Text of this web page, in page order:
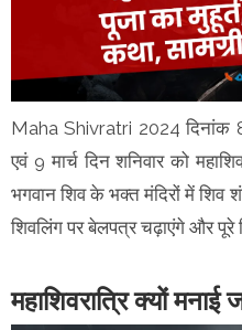
Maha Shivratri 2024 दिनांक 8
एवं 9 मार्च दिन शनिवार को
भगवान शिव के भक्त मंदिरों में शिव
शिवलिंग पर बेलपत्र चढ़ाएंगे और पूरे
महाशिवरात्रि क्यों मनाई